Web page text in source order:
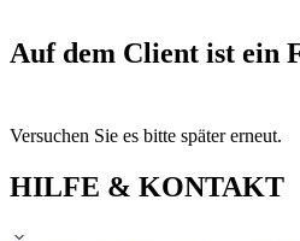
Auf dem Client ist ein
Versuchen Sie es bitte später erneut.
HILFE & KONTAKT